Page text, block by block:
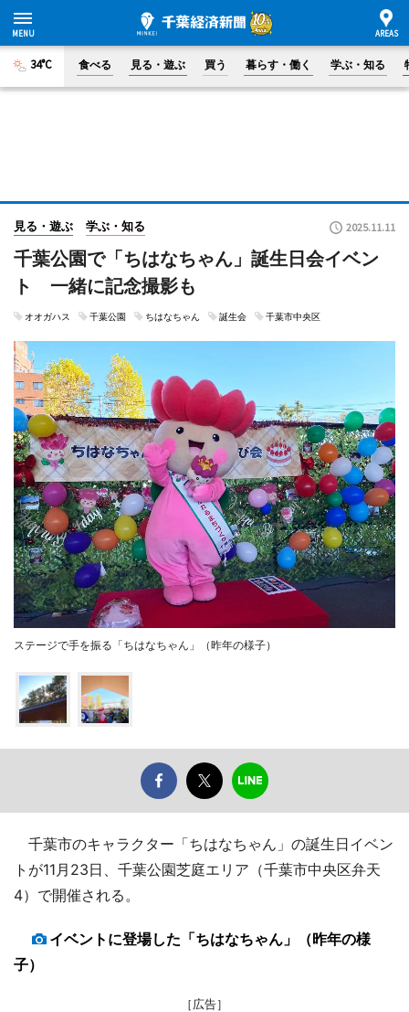
34°C 食べる 見る・遊ぶ 買う 暮らす・働く 学ぶ・知る
見る・遊ぶ 学ぶ・知る 2025.11.11
千葉公園で「ちはなちゃん」誕生日会イベン
ト 一緒に記念撮影も
オオガハス 千葉公園 ちはなちゃん 誕生会 千葉市中央区
ステージで手を振る「ちはなちゃん」（昨年の様子）
千葉市のキャラクター「ちはなちゃん」の誕生日イベン
トが11月23日、千葉公園芝庭エリア（千葉市中央区弁天
4）で開催される。
イベントに登場した「ちはなちゃん」（昨年の様
子）
［広告］